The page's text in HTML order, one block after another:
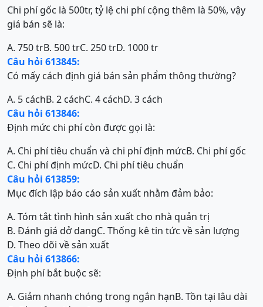
Chi phí gốc là 500tr, tỷ lệ chi phí cộng thêm là 50%, vậy
giá bán sẽ là:
A. 750 trB. 500 trC. 250 trD. 1000 tr
Câu hỏi 613845:
Có mấy cách định giá bán sản phẩm thông thường?
A. 5 cáchB. 2 cáchC. 4 cáchD. 3 cách
Câu hỏi 613846:
Định mức chi phí còn được gọi là:
A. Chi phí tiêu chuẩn và chi phí định mứcB. Chi phí gốc
C. Chi phí định mứcD. Chi phí tiêu chuẩn
Câu hỏi 613859:
Mục đích lập báo cáo sản xuất nhằm đảm bảo:
A. Tóm tắt tình hình sản xuất cho nhà quản trị
B. Đánh giá dở dangC. Thống kê tin tức về sản lượng
D. Theo dõi về sản xuất
Câu hỏi 613866:
Định phí bắt buộc sẽ:
A. Giảm nhanh chóng trong ngắn hạnB. Tồn tại lâu dài